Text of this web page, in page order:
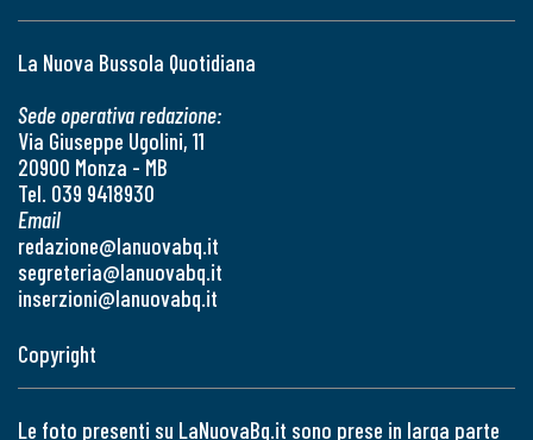
La Nuova Bussola Quotidiana
Sede operativa redazione:
Via Giuseppe Ugolini, 11
20900 Monza - MB
Tel. 039 9418930
Email
redazione@lanuovabq.it
segreteria@lanuovabq.it
inserzioni@lanuovabq.it
Copyright
Le foto presenti su LaNuovaBq.it sono prese in larga parte